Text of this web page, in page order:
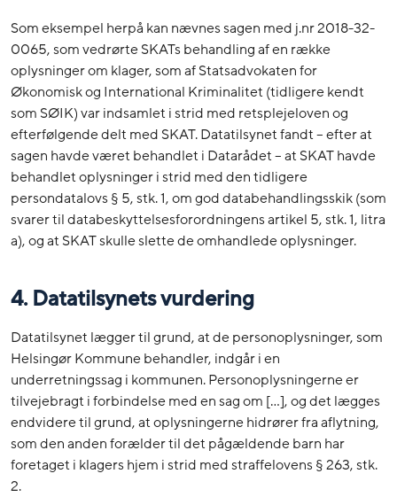
Som eksempel herpå kan nævnes sagen med j.nr 2018-32-
0065, som vedrørte SKATs behandling af en række
oplysninger om klager, som af Statsadvokaten for
Økonomisk og International Kriminalitet (tidligere kendt
som SØIK) var indsamlet i strid med retsplejeloven og
efterfølgende delt med SKAT. Datatilsynet fandt – efter at
sagen havde været behandlet i Datarådet – at SKAT havde
behandlet oplysninger i strid med den tidligere
persondatalovs § 5, stk. 1, om god databehandlingsskik (som
svarer til databeskyttelsesforordningens artikel 5, stk. 1, litra
a), og at SKAT skulle slette de omhandlede oplysninger.
4. Datatilsynets vurdering
Datatilsynet lægger til grund, at de personoplysninger, som
Helsingør Kommune behandler, indgår i en
underretningssag i kommunen. Personoplysningerne er
tilvejebragt i forbindelse med en sag om […], og det lægges
endvidere til grund, at oplysningerne hidrører fra aflytning,
som den anden forælder til det pågældende barn har
foretaget i klagers hjem i strid med straffelovens § 263, stk.
2.